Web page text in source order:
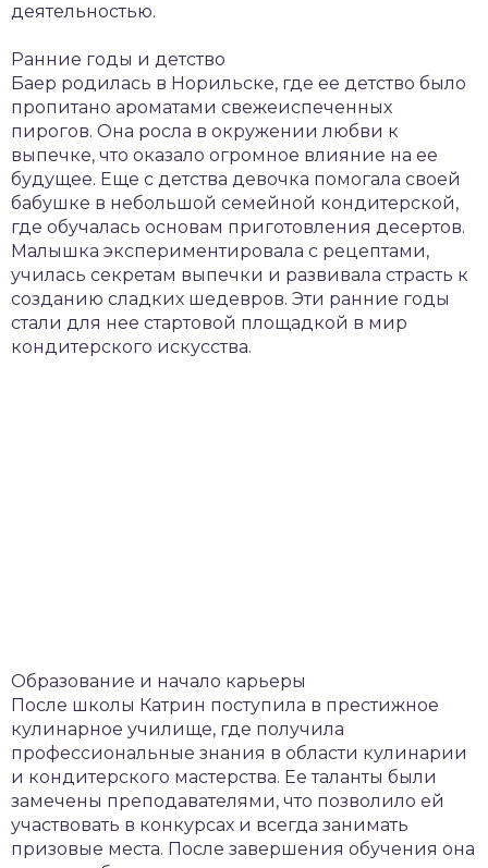
деятельностью.
Ранние годы и детство
Баер родилась в Норильске, где ее детство было
пропитано ароматами свежеиспеченных
пирогов. Она росла в окружении любви к
выпечке, что оказало огромное влияние на ее
будущее. Еще с детства девочка помогала своей
бабушке в небольшой семейной кондитерской,
где обучалась основам приготовления десертов.
Малышка экспериментировала с рецептами,
училась секретам выпечки и развивала страсть к
созданию сладких шедевров. Эти ранние годы
стали для нее стартовой площадкой в мир
кондитерского искусства.
Образование и начало карьеры
После школы Катрин поступила в престижное
кулинарное училище, где получила
профессиональные знания в области кулинарии
и кондитерского мастерства. Ее таланты были
замечены преподавателями, что позволило ей
участвовать в конкурсах и всегда занимать
призовые места. После завершения обучения она